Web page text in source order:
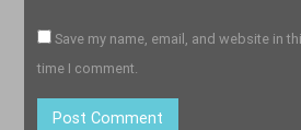
Save my name, email, and website in
time I comment.